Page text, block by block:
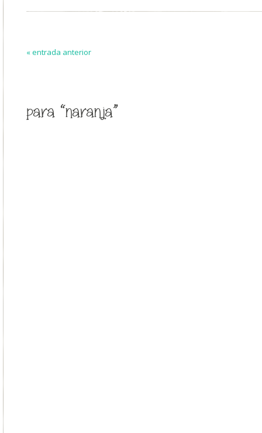
« entrada anterior
para “naranja”